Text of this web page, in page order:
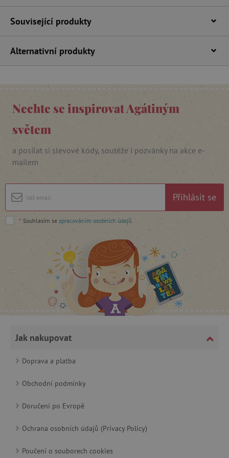
Související produkty
Alternativní produkty
Nechte se inspirovat Agátiným
světem
a posílat si slevové kódy, soutěže i pozvánky na akce e-
mailem
Přihlásit se
* Souhlasím se zpracováním osobních údajů.
Jak nakupovat
Doprava a platba
Obchodní podmínky
Doručení po Evropě
Ochrana osobních údajů (Privacy Policy)
Poučení o souborech cookies
cjConsent
CookieScriptConsent
CookieScript
www.agatinsvet.cz
PHPSESSID
Google Privacy Policy